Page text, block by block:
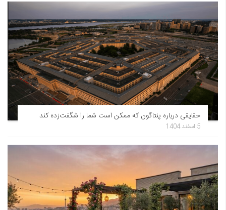
حقایقی درباره پنتاگون که ممکن است شما را شگفت‌زده کند
5 اسفند 1404